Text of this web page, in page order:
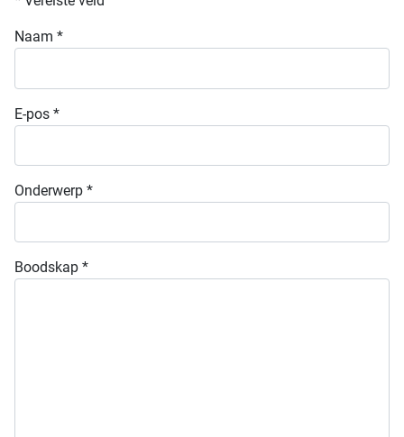
Naam *
E-pos *
Onderwerp *
Boodskap *